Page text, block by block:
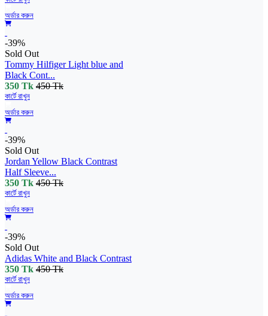
অর্ডার করুন
-39%
Sold Out
Tommy Hilfiger Light blue and
Black Cont...
350 Tk 450 Tk
কার্টে রাখুন
অর্ডার করুন
-39%
Sold Out
Jordan Yellow Black Contrast
Half Sleeve...
350 Tk 450 Tk
কার্টে রাখুন
অর্ডার করুন
-39%
Sold Out
Adidas White and Black Contrast
350 Tk 450 Tk
কার্টে রাখুন
অর্ডার করুন